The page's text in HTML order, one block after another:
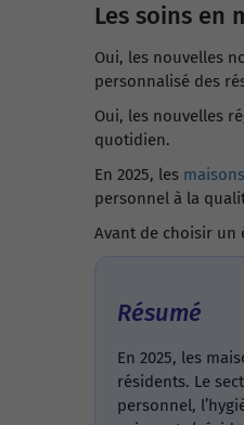
Les soins en
Oui, les nouvelles
personnalisé des
Oui, les nouvelles
quotidien.
En 2025, les
personnel à la
Avant de choisir un
Résumé
En 2025, les
résidents. Le
personnel,